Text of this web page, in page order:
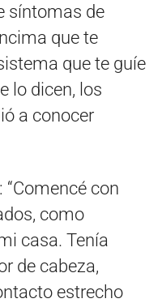
síntomas de
que te
que te guíe
lo dicen, los
a conocer
con
como
casa. Tenía
de cabeza,
estrecho